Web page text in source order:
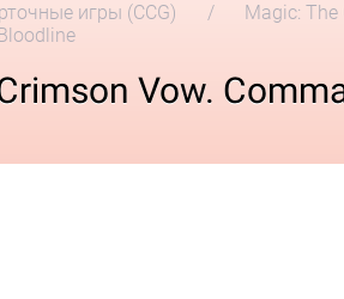
игры (CCG) Magic: The
Vow.